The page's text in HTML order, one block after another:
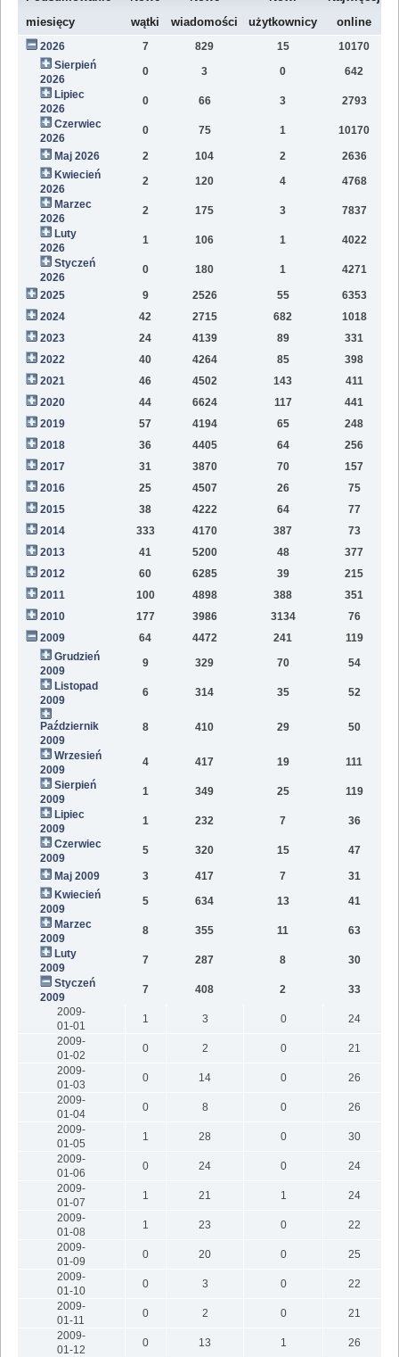
miesięcy
wątki
wiadomości
użytkownicy
online
2026 7 829 15 10170
Sierpień
2026
0 3 0 642
Lipiec
2026
0 66 3 2793
Czerwiec
2026
0 75 1 10170
Maj 2026 2 104 2 2636
Kwiecień
2026
2 120 4 4768
Marzec
2026
2 175 3 7837
Luty
2026
1 106 1 4022
Styczeń
2026
0 180 1 4271
2025 9 2526 55 6353
2024
42 2715 682 1018
2023
24 4139 89 331
2022
40 4264 85 398
2021
46 4502 143 411
2020
44 6624 117 441
2019
57 4194 65 248
2018
36 4405 64 256
2017
31 3870 70
157
2016
25 4507 26
75
2015
38 4222 64
77
2014
333 4170 387
73
2013
41 5200 48
377
2012
60 6285 39
215
2011
100 4898 388
351
2010
177 3986 3134
76
2009
64 4472 241
119
Grudzień
2009
9 329 70
54
Listopad
2009
6 314 35 52
Październik
2009
8 410 29 50
Wrzesień
2009
4 417 19
111
Sierpień
2009
1 349 25
119
Lipiec
2009
1 232 7
36
Czerwiec
2009
5 320 15 47
Maj 2009 3 417 7
31
Kwiecień
2009
5 634 13
41
Marzec
2009
8 355 11
63
Luty
2009
7 287 8
30
Styczeń
2009
7 408 2
33
2009-
01-01
1 3 0
24
2009-
01-02
0 2 0
21
2009-
01-03
0 14 0
26
2009-
01-04
0 8 0
26
2009-
01-05
1 28 0
30
2009-
01-06
0 24 0
24
2009-
01-07
1 21 1
24
2009-
01-08
1 23 0
22
2009-
01-09
0 20 0
25
2009-
01-10
0 3 0
22
2009-
01-11
0 2 0
21
2009-
01-12
0 13 1
26